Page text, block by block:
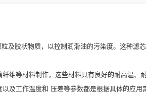
及胶状物质，以控制润滑油的污染度。这种
维等材料制作，这些材料具有良好的耐高温
及工作温度和 压差等参数都是根据具体的应用